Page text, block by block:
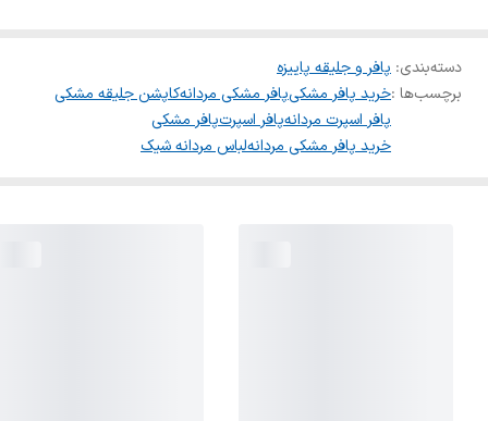
دسته‌بندی: پافر و جلیقه پاییزه
برچسب‌ها :خرید پافر مشکیپافر مشکی مردانهکاپشن جلیقه مشکی
پافر اسپرت مردانهپافر اسپرتپافر مشکی
خرید پافر مشکی مردانهلباس مردانه شیک